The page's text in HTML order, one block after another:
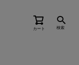
カート 検索